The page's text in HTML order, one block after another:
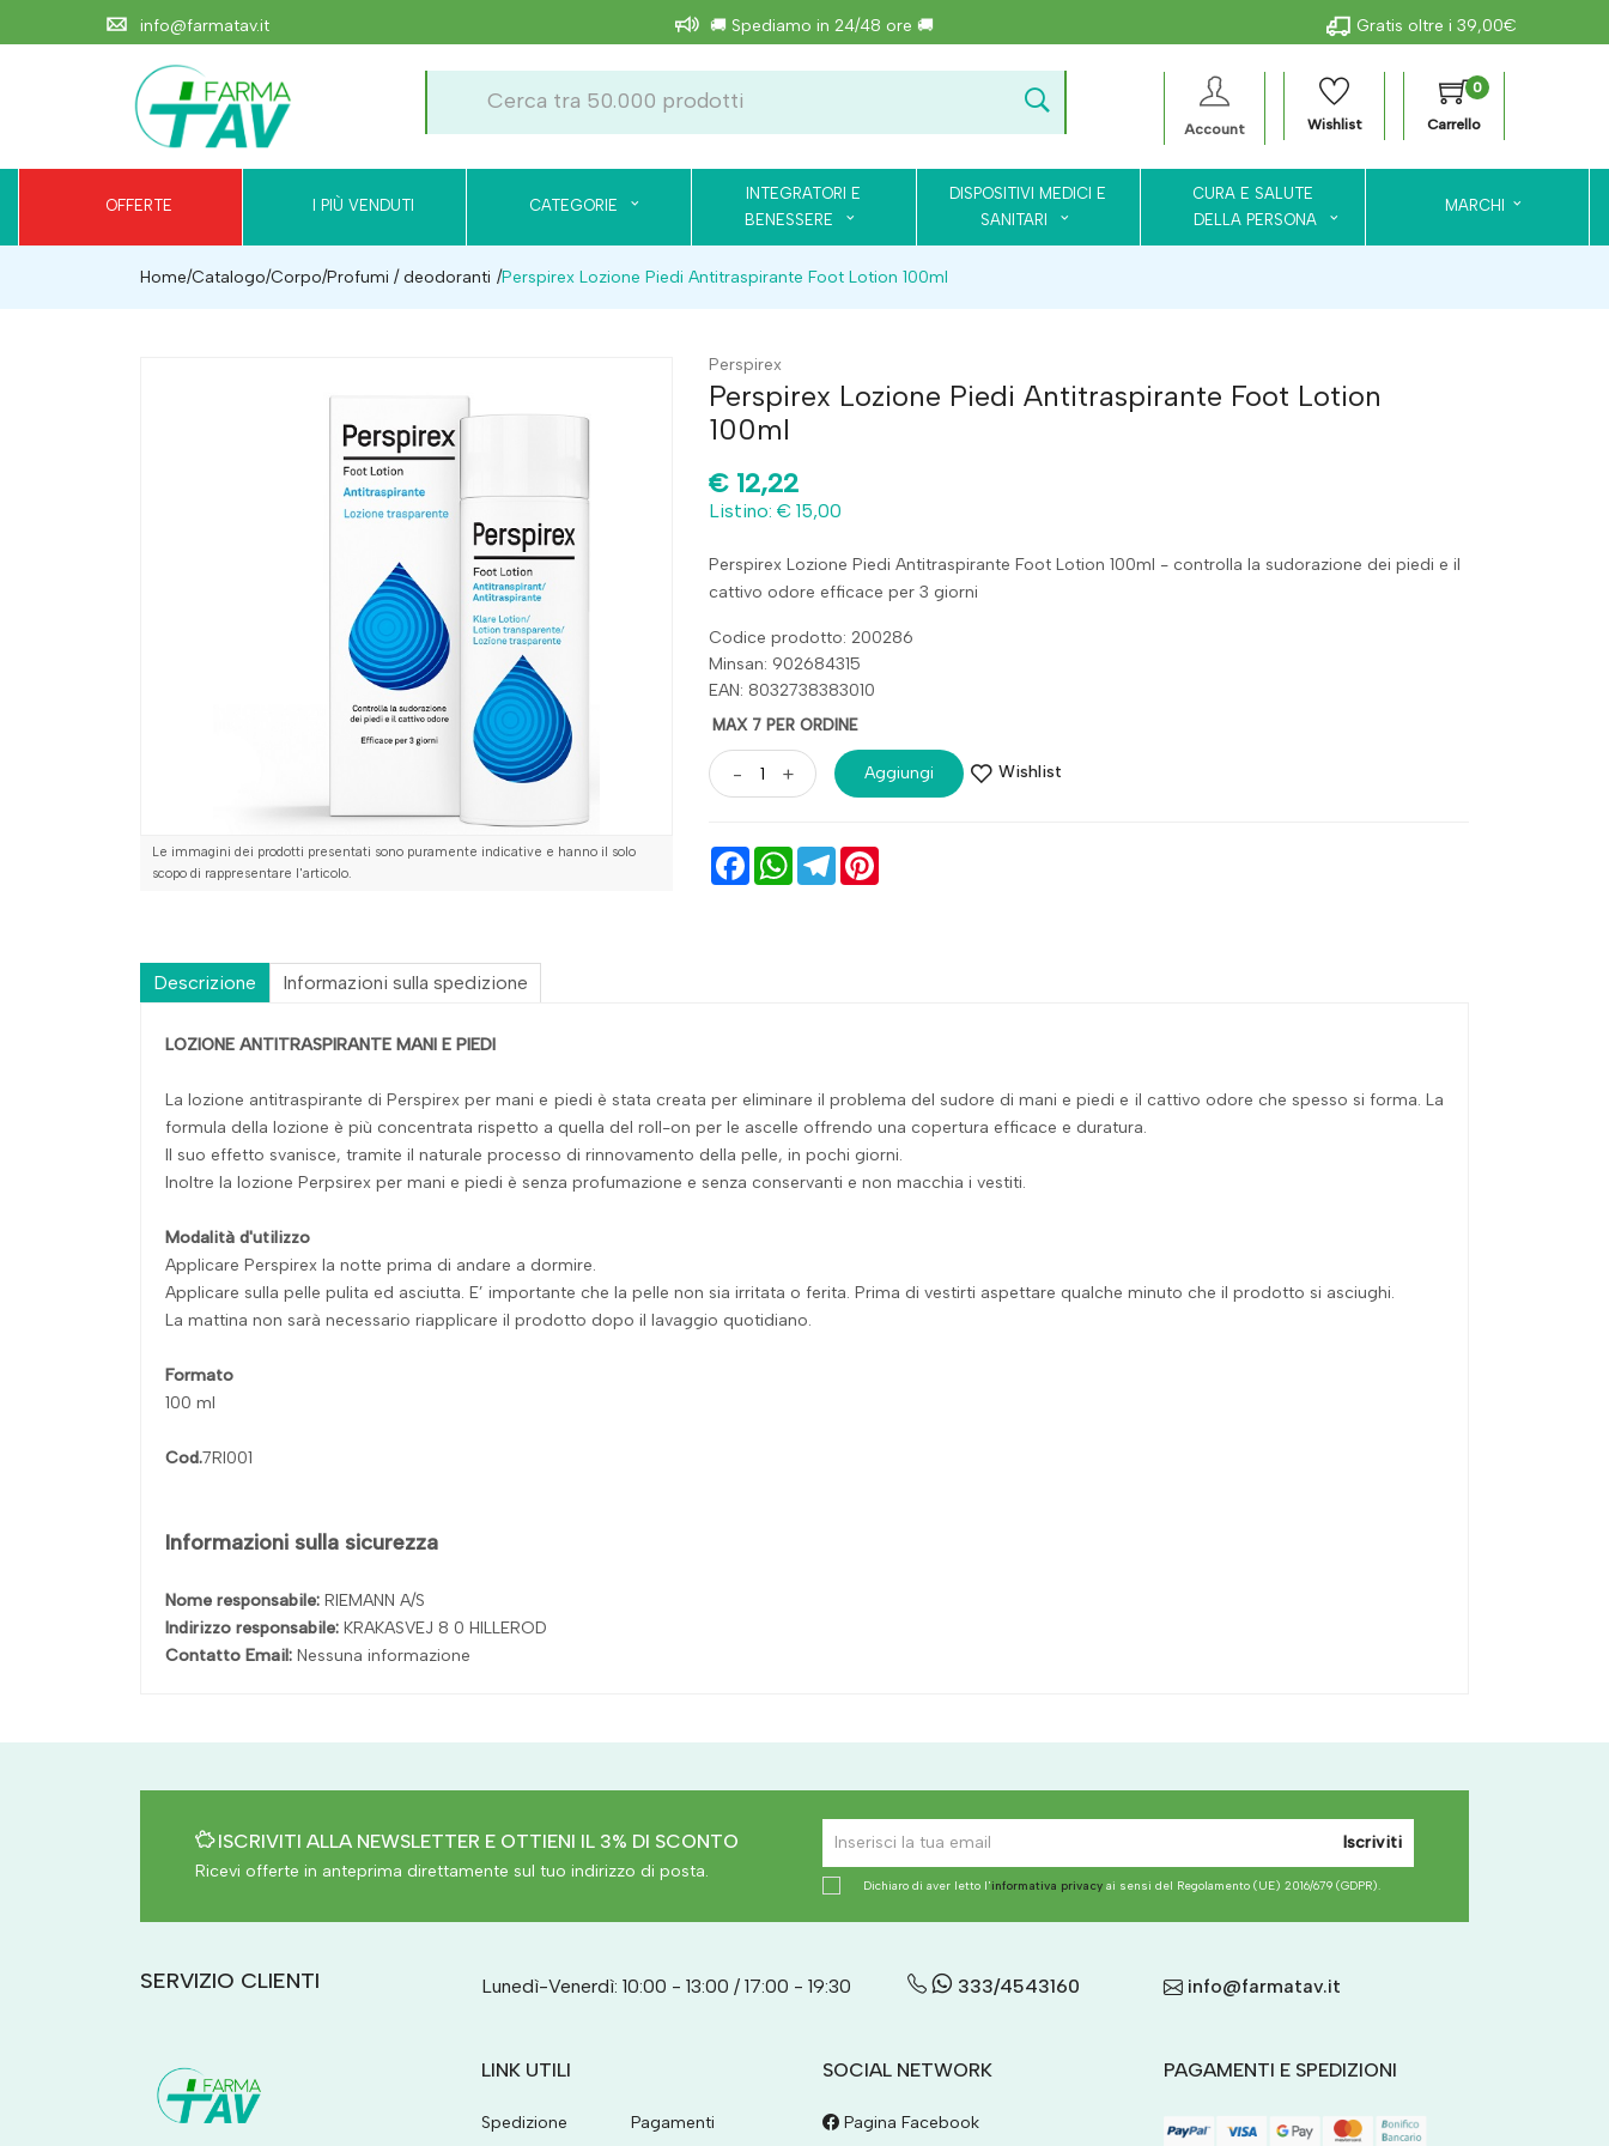
info@farmatav.it 🚚 Spediamo in 24/48 ore 🚚 Gratis oltre i 39,00€
Account Wishlist
0
Carrello
OFFERTE I PIÙ VENDUTI CATEGORIE
INTEGRATORI E
BENESSERE
DISPOSITIVI MEDICI E
SANITARI
CURA E SALUTE
DELLA PERSONA
MARCHI
Home Catalogo/Corpo/Profumi / deodoranti Perspirex Lozione Piedi Antitraspirante Foot Lotion 100ml
Le immagini dei prodotti presentati sono puramente indicative e hanno il solo
scopo di rappresentare l'articolo.
Perspirex
Perspirex Lozione Piedi Antitraspirante Foot Lotion
100ml
€ 12,22
Listino: € 15,00
Perspirex Lozione Piedi Antitraspirante Foot Lotion 100ml - controlla la sudorazione dei piedi e il
cattivo odore efficace per 3 giorni
Codice prodotto: 200286
Minsan: 902684315
EAN: 8032738383010
MAX 7 PER ORDINE
- + Aggiungi Wishlist
FacebookWhatsAppTelegram
Descrizione Informazioni sulla spedizione
LOZIONE ANTITRASPIRANTE MANI E PIEDI
La lozione antitraspirante di Perspirex per mani e piedi è stata creata per eliminare il problema del sudore di mani e piedi e il cattivo odore che spesso si forma. La
formula della lozione è più concentrata rispetto a quella del roll-on per le ascelle offrendo una copertura efficace e duratura.
Il suo effetto svanisce, tramite il naturale processo di rinnovamento della pelle, in pochi giorni.
Inoltre la lozione Perpsirex per mani e piedi è senza profumazione e senza conservanti e non macchia i vestiti.
Modalità d'utilizzo
Applicare Perspirex la notte prima di andare a dormire.
Applicare sulla pelle pulita ed asciutta. E’ importante che la pelle non sia irritata o ferita. Prima di vestirti aspettare qualche minuto che il prodotto si asciughi.
La mattina non sarà necessario riapplicare il prodotto dopo il lavaggio quotidiano.
Formato
100 ml
Cod.7RI001
Informazioni sulla sicurezza
Nome responsabile: RIEMANN A/S
Indirizzo responsabile: KRAKASVEJ 8 0 HILLEROD
Contatto Email: Nessuna informazione
ISCRIVITI ALLA NEWSLETTER E OTTIENI IL 3% DI SCONTO
Ricevi offerte in anteprima direttamente sul tuo indirizzo di posta.
Iscriviti
Dichiaro di aver letto l'informativa privacy ai sensi del Regolamento (UE) 2016/679 (GDPR).
SERVIZIO CLIENTI Lunedì-Venerdì: 10:00 - 13:00 / 17:00 - 19:30 333/4543160 info@farmatav.it
LINK UTILI
Spedizione Pagamenti
SOCIAL NETWORK
Pagina Facebook
PAGAMENTI E SPEDIZIONI